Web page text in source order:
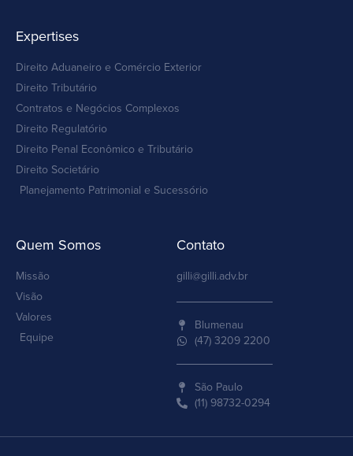
Expertises
Direito Aduaneiro e Comércio Exterior
Direito Tributário
Contratos e Negócios Complexos
Direito Regulatório
Direito Penal Econômico e Tributário
Direito Societário
Planejamento Patrimonial e Sucessório
Quem Somos
Missão
Visão
Valores
Equipe
Contato
gilli@gilli.adv.br
Blumenau
(47) 3209 2200
São Paulo
(11) 98732-0294